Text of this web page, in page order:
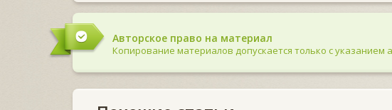
Авторское право на материал
Копирование материалов допускается только с указанием